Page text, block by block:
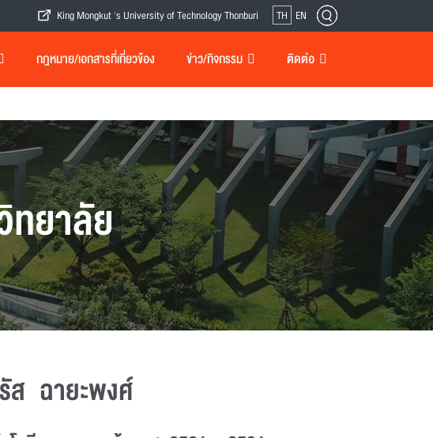
King Mongkut 's University of Technology Thonburi TH EN
กฎหมาย/เอกสารที่เกี่ยวข้อง ข่าว/กิจกรรม ติดต่อ
ทยาลัย
ส ฉายะพงศ์